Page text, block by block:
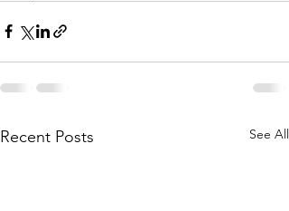
Recent Posts See All